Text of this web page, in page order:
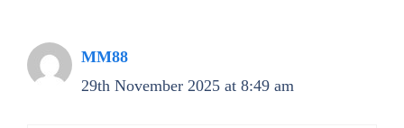
MM88
29th November 2025 at 8:49 am